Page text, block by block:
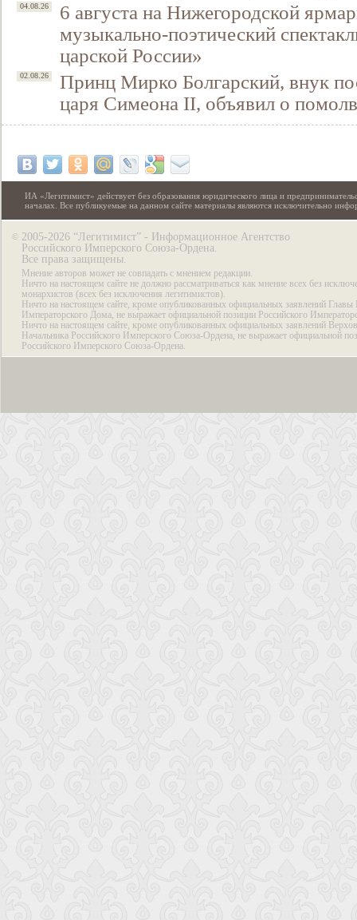
04.08.26
6 августа на Нижегородской
музыкально-поэтический
царской России»
02.08.26
Принц Мирко Болгарский, внук
царя Симеона II, объявил о
ИА «Легитимист» действует без образования юридического лица и
началах. Все публикуемые на данном сайте материалы являются исключительно
© 2005-2026 “Легитимист” - Информационное Агентство
Российского Имперского Союза-Ордена.
Все права защищены.
Мнение авторов может не совпадать с мнением редакции.
Ничто на настоящем сайте не должно рассматриваться как мнение всех без
монархистов (всех без исключения легитимистов).
Ничто на настоящем сайте, кроме опубликованных официальных заявлений Главы
Императорского Дома, не выражает официальной позиции Российского
Ничто на настоящем сайте, кроме опубликованных официальных заявлений
Начальника Российского Имперского Союза-Ордена, не выражает официальной
Российского Имперского Союза-Ордена.